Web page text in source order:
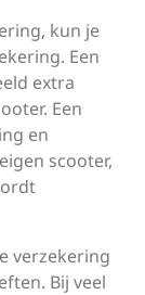
kun je
Een
extra
Een
en
scooter,
verzekering
Bij veel